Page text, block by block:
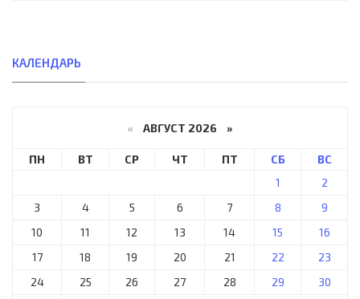
КАЛЕНДАРЬ
« АВГУСТ 2026 »
ПН ВТ СР ЧТ ПТ СБ
ВС
1
2
3
4 5 6 7 8
9
10
11 12 13 14 15
16
17
18 19 20 21 22
23
24
25 26 27 28 29
30